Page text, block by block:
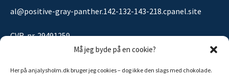
Må jeg byde på en cookie?
Her på anjalysholm.dk bruger jeg cookies – dog ikke den slags med chokolade.
al@positive-gray-panther.142-132-143-218.cpanel.site
CVR-nr. 29491259